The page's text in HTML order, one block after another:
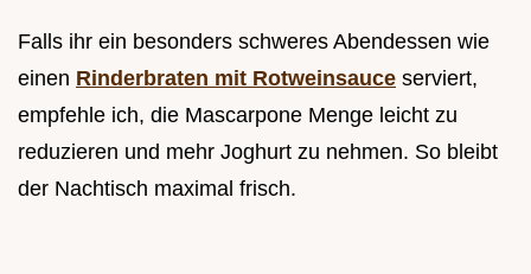
Falls ihr ein besonders schweres Abendessen wie
einen Rinderbraten mit Rotweinsauce serviert,
empfehle ich, die Mascarpone Menge leicht zu
reduzieren und mehr Joghurt zu nehmen. So bleibt
der Nachtisch maximal frisch.